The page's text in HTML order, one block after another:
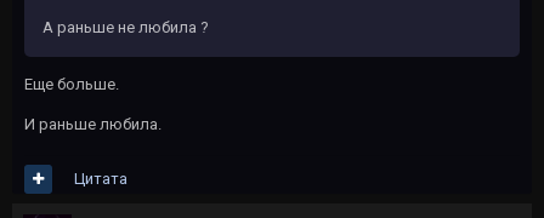
А раньше не любила ?
Еще больше.
И раньше любила.
Цитата